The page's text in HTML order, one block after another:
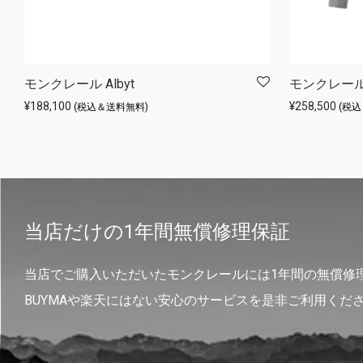
モンクレール Albyt
¥188,100 (税込＆送料無料)
モンクレー
¥258,500 (税
当店だけの1年間無償修理保証
当店でご購入いただいたモンクレールには1年間の無償修
BUYMAや楽天にはない安心のサービスを是非ご利用くだ